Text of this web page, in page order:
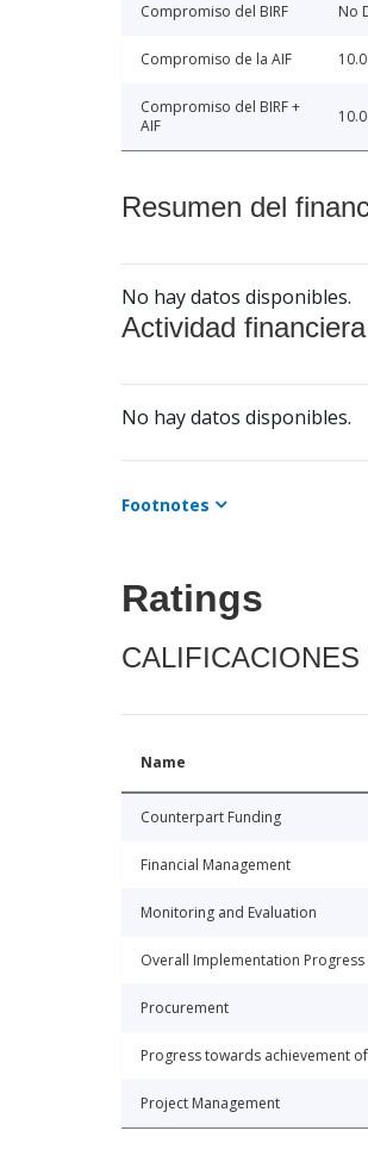
Compromiso del BIRF No
Compromiso de la AIF
Compromiso del BIRF +
AIF
Resumen del
No hay datos disponibles.
Actividad
No hay datos disponibles.
Footnotes
Ratings
Name
Counterpart Funding
Financial Management
Monitoring and Evaluation
Overall Implementation Progress
Procurement
Progress towards achievement
Project Management